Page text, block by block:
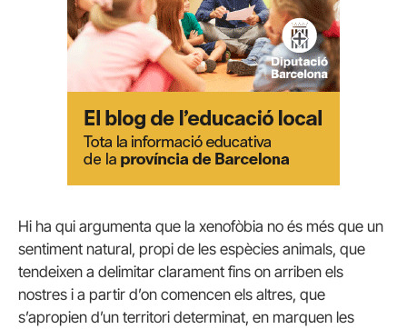
Hi ha qui argumenta que la xenofòbia no és més que un
sentiment natural, propi de les espècies animals, que
tendeixen a delimitar clarament fins on arriben els
nostres i a partir d’on comencen els altres, que
s’apropien d’un territori determinat, en marquen les